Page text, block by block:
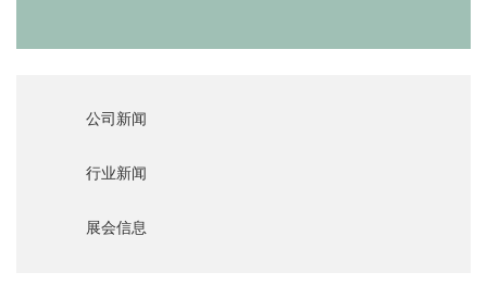
公司新闻
行业新闻
展会信息